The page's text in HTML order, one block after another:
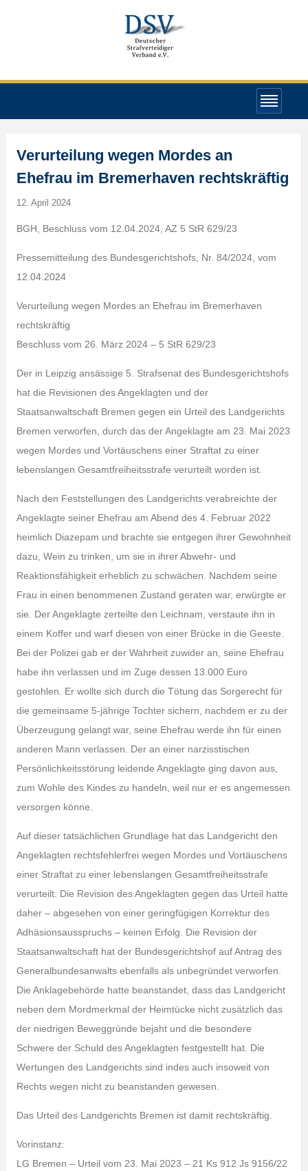
Verurteilung wegen Mordes an
Ehefrau im Bremerhaven rechtskräftig
12. April 2024
BGH, Beschluss vom 12.04.2024, AZ 5 StR 629/23
Pressemitteilung des Bundesgerichtshofs, Nr. 84/2024, vom
12.04.2024
Verurteilung wegen Mordes an Ehefrau im Bremerhaven
rechtskräftig
Beschluss vom 26. März 2024 – 5 StR 629/23
Der in Leipzig ansässige 5. Strafsenat des Bundesgerichtshofs
hat die Revisionen des Angeklagten und der
Staatsanwaltschaft Bremen gegen ein Urteil des Landgerichts
Bremen verworfen, durch das der Angeklagte am 23. Mai 2023
wegen Mordes und Vortäuschens einer Straftat zu einer
lebenslangen Gesamtfreiheitsstrafe verurteilt worden ist.
Nach den Feststellungen des Landgerichts verabreichte der
Angeklagte seiner Ehefrau am Abend des 4. Februar 2022
heimlich Diazepam und brachte sie entgegen ihrer Gewohnheit
dazu, Wein zu trinken, um sie in ihrer Abwehr- und
Reaktionsfähigkeit erheblich zu schwächen. Nachdem seine
Frau in einen benommenen Zustand geraten war, erwürgte er
sie. Der Angeklagte zerteilte den Leichnam, verstaute ihn in
einem Koffer und warf diesen von einer Brücke in die Geeste.
Bei der Polizei gab er der Wahrheit zuwider an, seine Ehefrau
habe ihn verlassen und im Zuge dessen 13.000 Euro
gestohlen. Er wollte sich durch die Tötung das Sorgerecht für
die gemeinsame 5-jährige Tochter sichern, nachdem er zu der
Überzeugung gelangt war, seine Ehefrau werde ihn für einen
anderen Mann verlassen. Der an einer narzisstischen
Persönlichkeitsstörung leidende Angeklagte ging davon aus,
zum Wohle des Kindes zu handeln, weil nur er es angemessen
versorgen könne.
Auf dieser tatsächlichen Grundlage hat das Landgericht den
Angeklagten rechtsfehlerfrei wegen Mordes und Vortäuschens
einer Straftat zu einer lebenslangen Gesamtfreiheitsstrafe
verurteilt. Die Revision des Angeklagten gegen das Urteil hatte
daher – abgesehen von einer geringfügigen Korrektur des
Adhäsionsausspruchs – keinen Erfolg. Die Revision der
Staatsanwaltschaft hat der Bundesgerichtshof auf Antrag des
Generalbundesanwalts ebenfalls als unbegründet verworfen.
Die Anklagebehörde hatte beanstandet, dass das Landgericht
neben dem Mordmerkmal der Heimtücke nicht zusätzlich das
der niedrigen Beweggründe bejaht und die besondere
Schwere der Schuld des Angeklagten festgestellt hat. Die
Wertungen des Landgerichts sind indes auch insoweit von
Rechts wegen nicht zu beanstanden gewesen.
Das Urteil des Landgerichts Bremen ist damit rechtskräftig.
Vorinstanz:
LG Bremen – Urteil vom 23. Mai 2023 – 21 Ks 912 Js 9156/22